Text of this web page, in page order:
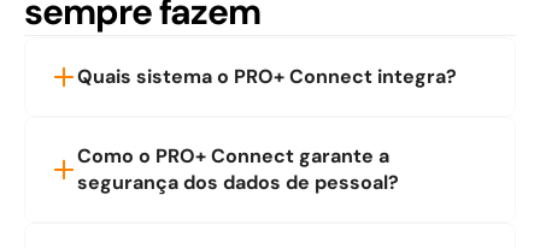
sempre fazem
Quais sistema o PRO+ Connect integra?
Como o PRO+ Connect garante a
segurança dos dados de pessoal?